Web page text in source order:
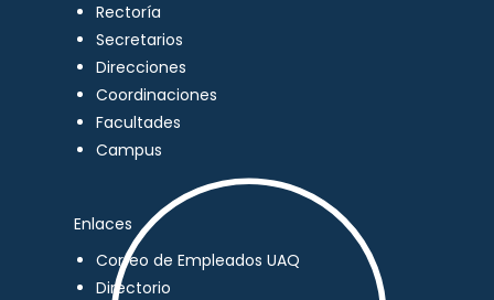
Rectoría
Secretarios
Direcciones
Coordinaciones
Facultades
Campus
Enlaces
Correo de Empleados UAQ
Directorio